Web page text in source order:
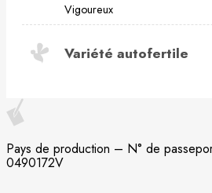
Vigoureux
Variété autofertile
Pays de production – N° de
0490172V